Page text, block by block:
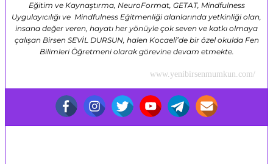
Eğitim ve Kaynaştırma, NeuroFormat, GETAT, Mindfulness
Uygulayıcılığı ve Mindfulness Eğitmenliği alanlarında yetkinliği olan,
insana değer veren, hayatı her yönüyle çok seven ve katkı olmaya
çalışan Birsen SEVİL DURSUN, halen Kocaeli’de bir özel okulda Fen
Bilimleri Öğretmeni olarak görevine devam etmekte.
www.yenibirsenmumkun.com/